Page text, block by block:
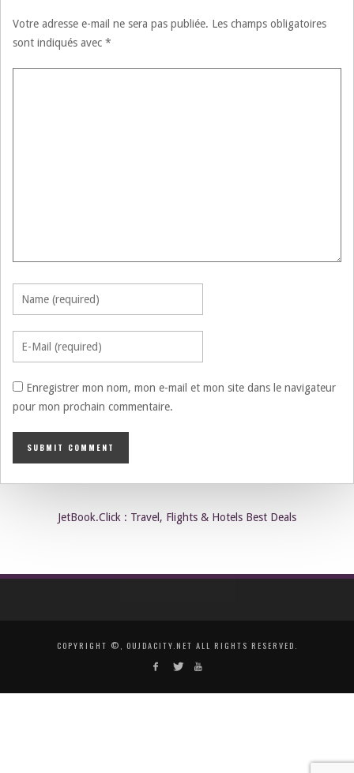
Votre adresse e-mail ne sera pas publiée. Les champs obligatoires
sont indiqués avec *
Enregistrer mon nom, mon e-mail et mon site dans le navigateur
pour mon prochain commentaire.
JetBook.Click : Travel, Flights & Hotels Best Deals
COPYRIGHT ©, OUJDACITY.NET ALL RIGHTS RESERVED.